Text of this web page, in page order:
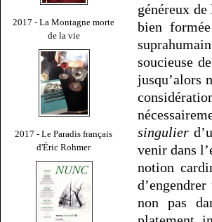
2017 - La Montagne morte
de la vie
2017 - Le Paradis français
d'Éric Rohmer
généreux
bien
soucieuse
jusqu’alors
singulier
venir dans
notion
non pas